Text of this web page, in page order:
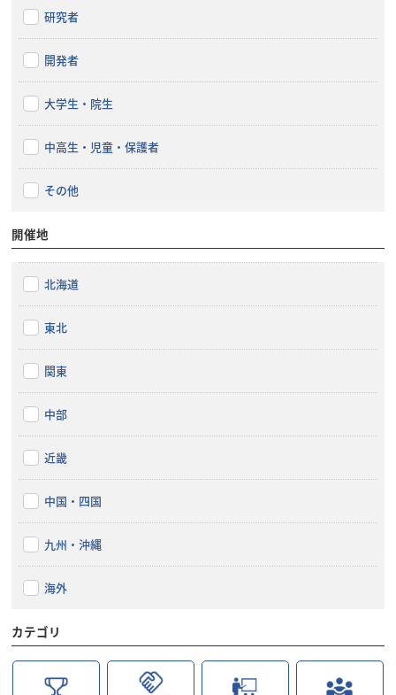
研究者
開発者
大学生・院生
中高生・児童・保護者
その他
開催地
北海道
東北
関東
中部
近畿
中国・四国
九州・沖縄
海外
カテゴリ